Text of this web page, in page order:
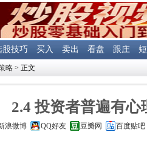
股技巧 买入 卖出 看盘 跟庄
略 > 正文
2.4 投资者普遍有心
浪微博 QQ好友 豆瓣网 百度贴吧